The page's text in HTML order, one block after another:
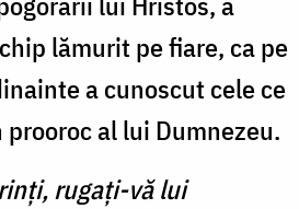
lămurit pe fiare, ca pe
a cu­noscut cele ce
prooroc al lui Dumnezeu.
rugaţi-vă lui